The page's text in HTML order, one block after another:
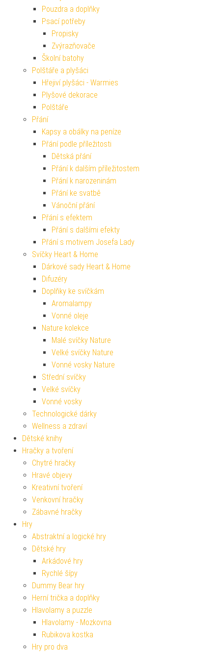
Pouzdra a doplňky
Psací potřeby
Propisky
Zvýrazňovače
Školní batohy
Polštáře a plyšáci
Hřejiví plyšáci - Warmies
Plyšové dekorace
Polštáře
Přání
Kapsy a obálky na peníze
Přání podle příležitosti
Dětská přání
Přání k dalším příležitostem
Přání k narozeninám
Přání ke svatbě
Vánoční přání
Přání s efektem
Přání s dalšími efekty
Přání s motivem Josefa Lady
Svíčky Heart & Home
Dárkové sady Heart & Home
Difuzéry
Doplňky ke svíčkám
Aromalampy
Vonné oleje
Nature kolekce
Malé svíčky Nature
Velké svíčky Nature
Vonné vosky Nature
Střední svíčky
Velké svíčky
Vonné vosky
Technologické dárky
Wellness a zdraví
Dětské knihy
Hračky a tvoření
Chytré hračky
Hravé objevy
Kreativní tvoření
Venkovní hračky
Zábavné hračky
Hry
Abstraktní a logické hry
Dětské hry
Arkádové hry
Rychlé šípy
Dummy Bear hry
Herní trička a doplňky
Hlavolamy a puzzle
Hlavolamy - Mozkovna
Rubikova kostka
Hry pro dva